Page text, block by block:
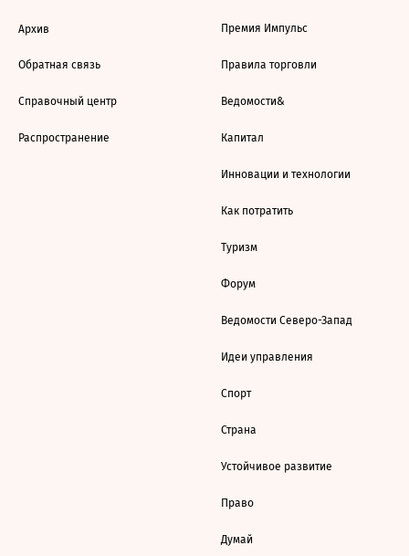
Архив
Обратная связь
Справочный центр
Распространение
Премия Импульс
Правила торговли
Ведомости&
Капитал
Инновации и технологии
Как потратить
Туризм
Форум
Ведомости Северо-Запад
Идеи управления
Спорт
Страна
Устойчивое развитие
Право
Думай